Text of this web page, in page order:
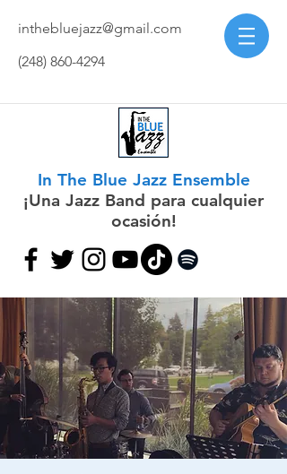
inthebluejazz@gmail.com
(248) 860-4294
In The Blue Jazz Ensemble
¡Una Jazz Band para cualquier
ocasión!